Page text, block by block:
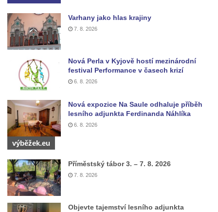
Hrob vojáků Rudé armády na hřbitově v
Račicích
Hrob Jiřího Dovhomilji na hřbitově v
Hrob Antonína Medáčka na hřbitově v
Račicích
na hřbitově v Dobříni
Pomník obětem válek na hřbitově v Dobříni
Pomník obětem 1. světové války v Lužici
Pamětní deska Giuseppe Capella na
hřbitově v Lužici
Kenotaf Emila Miksche na hřbitově v Lužici
Varhany jako hlas krajiny
7. 8. 2026
Nová Perla v Kyjově hostí mezinárodní
festival Performance v časech krizí
6. 8. 2026
Nová expozice Na Saule odhaluje příběh
lesního adjunkta Ferdinanda Náhlíka
6. 8. 2026
výběžek.eu
Příměstský tábor 3. – 7. 8. 2026
7. 8. 2026
Objevte tajemství lesního adjunkta